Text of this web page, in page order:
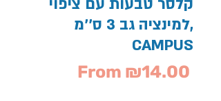
קלסר טבעות עם ציפוי
למינציה גב 3 ס''מ,
CAMPUS
From ₪14.00